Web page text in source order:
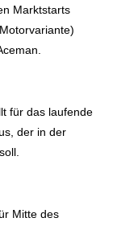
Marktstarts
für das laufende
der in der
Mitte des